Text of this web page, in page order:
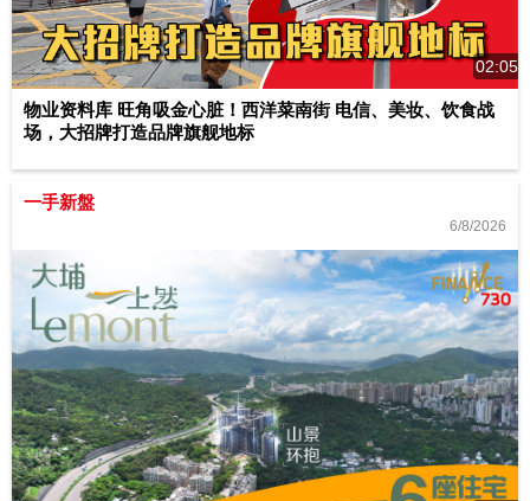
02:05
物业资料库 旺角吸金心脏！西洋菜南街 电信、美妆、饮食战
场，大招牌打造品牌旗舰地标
一手新盤
6/8/2026